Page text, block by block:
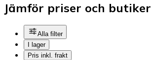
Jämför priser och butiker
Alla filter
I lager
Pris inkl. frakt